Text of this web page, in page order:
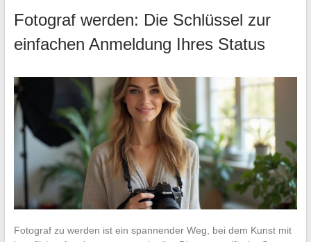
Fotograf werden: Die Schlüssel zur
einfachen Anmeldung Ihres Status
Fotograf zu werden ist ein spannender Weg, bei dem Kunst mit